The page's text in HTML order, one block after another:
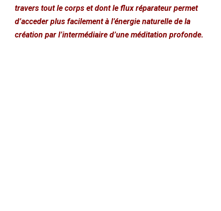
travers tout le corps et dont le flux réparateur permet
d’acceder plus facilement à l’énergie naturelle de la
création par l’intermédiaire d’une méditation profonde.